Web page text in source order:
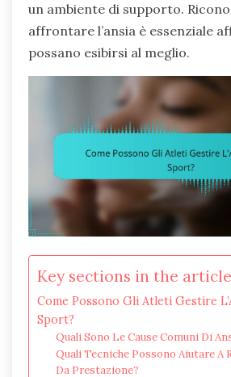
un ambiente di supporto.
affrontare l’ansia è essenziale
possano esibirsi al meglio.
Key sections in the
Come Possono Gli Atleti Gestire
Sport?
Quali Sono Le Cause Comuni Di
Quali Tecniche Possono Aiutare A
Da Prestazione?